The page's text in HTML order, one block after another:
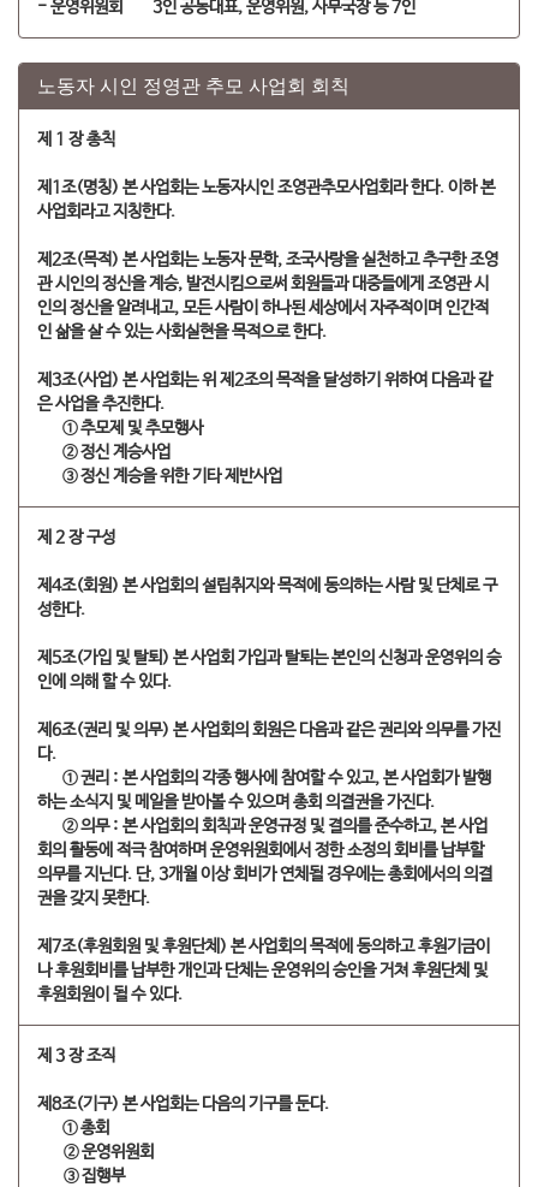
- 운영위원회 3인 공동대표, 운영위원, 사무국장 등 7인
노동자 시인 정영관 추모 사업회 회칙
제 1 장 총칙
제1조(명칭) 본 사업회는 노동자시인 조영관추모사업회라 한다. 이하 본
사업회라고 지칭한다.
제2조(목적) 본 사업회는 노동자 문학, 조국사랑을 실천하고 추구한 조영
관 시인의 정신을 계승, 발전시킴으로써 회원들과 대중들에게 조영관 시
인의 정신을 알려내고, 모든 사람이 하나된 세상에서 자주적이며 인간적
인 삶을 살 수 있는 사회실현을 목적으로 한다.
제3조(사업) 본 사업회는 위 제2조의 목적을 달성하기 위하여 다음과 같
은 사업을 추진한다.
① 추모제 및 추모행사
② 정신 계승사업
③ 정신 계승을 위한 기타 제반사업
제 2 장 구성
제4조(회원) 본 사업회의 설립취지와 목적에 동의하는 사람 및 단체로 구
성한다.
제5조(가입 및 탈퇴) 본 사업회 가입과 탈퇴는 본인의 신청과 운영위의 승
인에 의해 할 수 있다.
제6조(권리 및 의무) 본 사업회의 회원은 다음과 같은 권리와 의무를 가진
다.
① 권리 : 본 사업회의 각종 행사에 참여할 수 있고, 본 사업회가 발행
하는 소식지 및 메일을 받아볼 수 있으며 총회 의결권을 가진다.
② 의무 : 본 사업회의 회칙과 운영규정 및 결의를 준수하고, 본 사업
회의 활동에 적극 참여하며 운영위원회에서 정한 소정의 회비를 납부할
의무를 지닌다. 단, 3개월 이상 회비가 연체될 경우에는 총회에서의 의결
권을 갖지 못한다.
제7조(후원회원 및 후원단체) 본 사업회의 목적에 동의하고 후원기금이
나 후원회비를 납부한 개인과 단체는 운영위의 승인을 거쳐 후원단체 및
후원회원이 될 수 있다.
제 3 장 조직
제8조(기구) 본 사업회는 다음의 기구를 둔다.
① 총회
​② 운영위원회
​③ 집행부